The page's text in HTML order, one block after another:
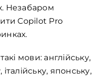
Незабаром
Copilot Pro
мови: англійську,
японську,